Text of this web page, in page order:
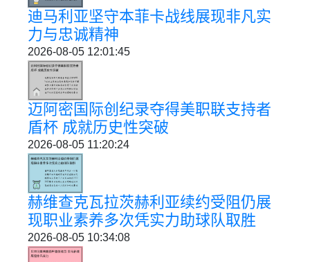
迪马利亚坚守本菲卡战线展现非凡实
力与忠诚精神
2026-08-05 12:01:45
迈阿密国际创纪录夺得美职联支持者
盾杯 成就历史性突破
2026-08-05 11:20:24
赫维查克瓦拉茨赫利亚续约受阻仍展
现职业素养多次凭实力助球队取胜
2026-08-05 10:34:08